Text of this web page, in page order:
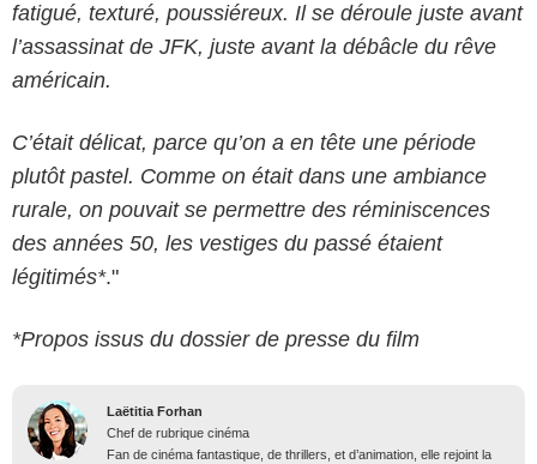
fatigué, texturé, poussiéreux. Il se déroule juste avant
l’assassinat de JFK, juste avant la débâcle du rêve
américain.
C’était délicat, parce qu’on a en tête une période
plutôt pastel. Comme on était dans une ambiance
rurale, on pouvait se permettre des réminiscences
des années 50, les vestiges du passé étaient
légitimés*."
*Propos issus du dossier de presse du film
Laëtitia Forhan
Chef de rubrique cinéma
Fan de cinéma fantastique, de thrillers, et d’animation, elle rejoint la